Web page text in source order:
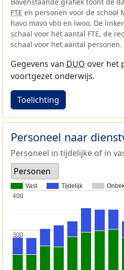
Bovenstaande grafiek toont de
FTE en personen voor de school
havo mavo vbo en lwoo. De
schaal voor het aantal FTE, de
schaal voor het aantal personen.
Gegevens van DUO over het
voortgezet onderwijs.
Toelichting
Personeel naar
Personeel in tijdelijke of in
Personen
Vast Tijdelijk
300
300
400
400